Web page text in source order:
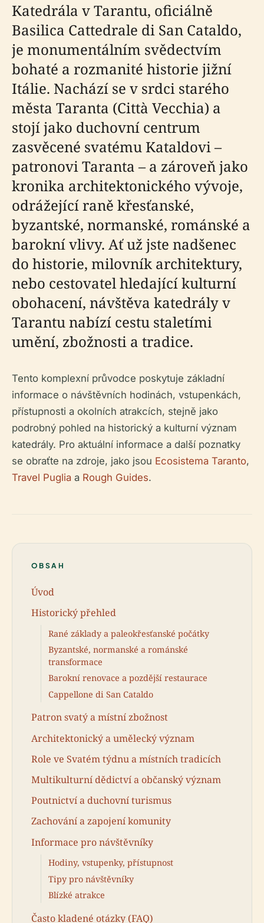
Katedrála v Tarantu, oficiálně
Basilica Cattedrale di San Cataldo,
je monumentálním svědectvím
bohaté a rozmanité historie jižní
Itálie. Nachází se v srdci starého
města Taranta (Città Vecchia) a
stojí jako duchovní centrum
zasvěcené svatému Kataldovi –
patronovi Taranta – a zároveň jako
kronika architektonického vývoje,
odrážející raně křesťanské,
byzantské, normanské, románské a
barokní vlivy. Ať už jste nadšenec
do historie, milovník architektury,
nebo cestovatel hledající kulturní
obohacení, návštěva katedrály v
Tarantu nabízí cestu staletími
umění, zbožnosti a tradice.
Tento komplexní průvodce poskytuje základní
informace o návštěvních hodinách, vstupenkách,
přístupnosti a okolních atrakcích, stejně jako
podrobný pohled na historický a kulturní význam
katedrály. Pro aktuální informace a další poznatky
se obraťte na zdroje, jako jsou Ecosistema Taranto,
Travel Puglia a Rough Guides.
OBSAH
Úvod
Historický přehled
Rané základy a paleokřesťanské počátky
Byzantské, normanské a románské
transformace
Barokní renovace a pozdější restaurace
Cappellone di San Cataldo
Patron svatý a místní zbožnost
Architektonický a umělecký význam
Role ve Svatém týdnu a místních tradicích
Multikulturní dědictví a občanský význam
Poutnictví a duchovní turismus
Zachování a zapojení komunity
Informace pro návštěvníky
Hodiny, vstupenky, přístupnost
Tipy pro návštěvníky
Blízké atrakce
Často kladené otázky (FAQ)